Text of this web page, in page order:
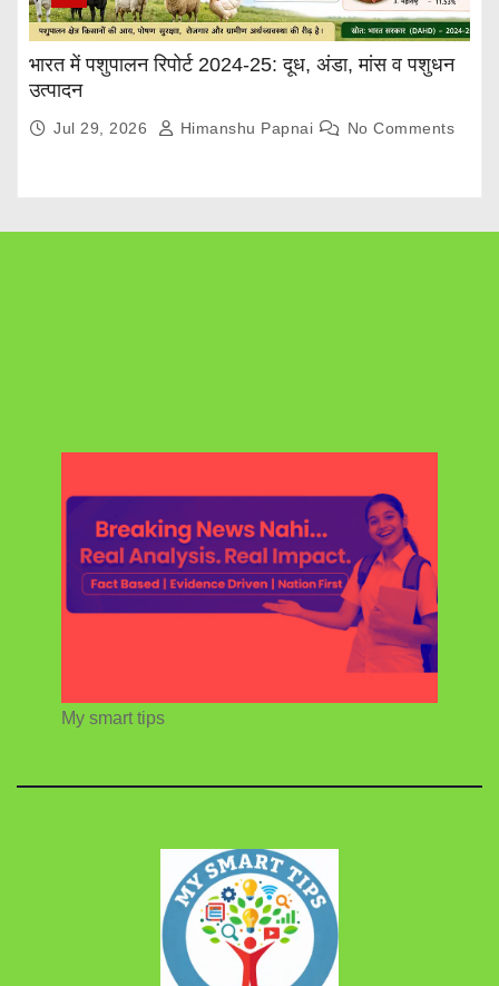
भारत में पशुपालन रिपोर्ट 2024-25: दूध, अंडा, मांस व पशुधन
उत्पादन
Jul 29, 2026 Himanshu Papnai No Comments
My smart tips